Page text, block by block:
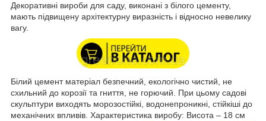
Декоративні вироби для саду, виконані з білого цементу,
мають підвищену архітектурну виразність і відносно невелику
вагу.
Білий цемент матеріал безпечний, екологічно чистий, не
схильний до корозії та гниття, не горючий. При цьому садові
скульптури виходять морозостійкі, водонепроникні, стійкіші до
механічних впливів. Характеристика виробу: Висота – 18 см